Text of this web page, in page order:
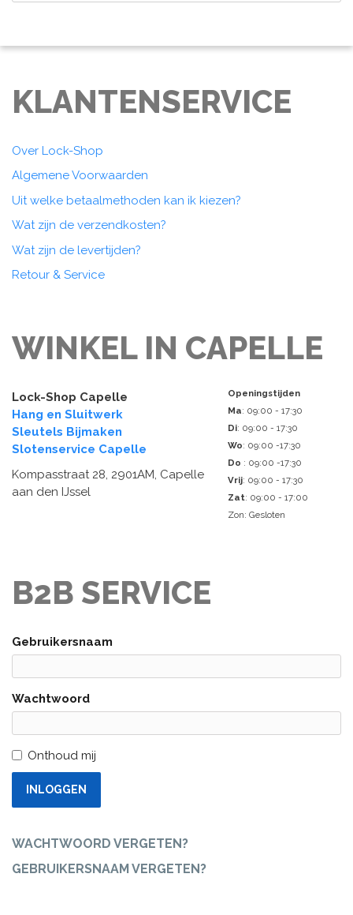
KLANTENSERVICE
Over Lock-Shop
Algemene Voorwaarden
Uit welke betaalmethoden kan ik kiezen?
Wat zijn de verzendkosten?
Wat zijn de levertijden?
Retour & Service
WINKEL IN CAPELLE
Lock-Shop Capelle
Hang en Sluitwerk
Sleutels Bijmaken
Slotenservice Capelle
Kompasstraat 28, 2901AM, Capelle
aan den IJssel
Openingstijden
Ma: 09:00 - 17:30
Di: 09:00 - 17:30
Wo: 09:00 -17:30
Do : 09:00 -17:30
Vrij: 09:00 - 17:30
Zat: 09:00 - 17:00
Zon: Gesloten
B2B SERVICE
Gebruikersnaam
Wachtwoord
Onthoud mij
INLOGGEN
WACHTWOORD VERGETEN?
GEBRUIKERSNAAM VERGETEN?